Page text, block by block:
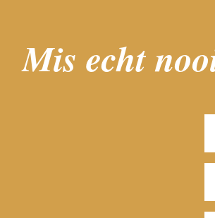
Mis echt